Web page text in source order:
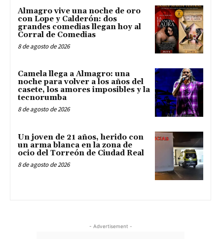
Almagro vive una noche de oro
con Lope y Calderón: dos
grandes comedias llegan hoy al
Corral de Comedias
8 de agosto de 2026
Camela llega a Almagro: una
noche para volver a los años del
casete, los amores imposibles y la
tecnorumba
8 de agosto de 2026
Un joven de 21 años, herido con
un arma blanca en la zona de
ocio del Torreón de Ciudad Real
8 de agosto de 2026
- Advertisement -